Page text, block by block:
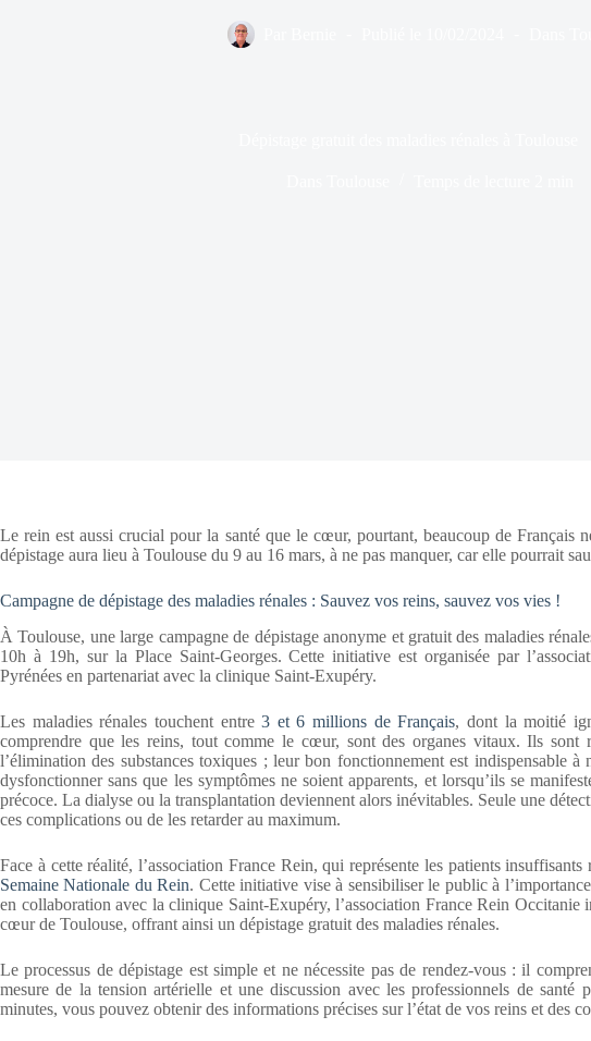
Le rein est aussi crucial pour la santé que le cœur, pourtant, beaucoup de Français
dépistage aura lieu à Toulouse du 9 au 16 mars, à ne pas manquer, car elle pourrait
Campagne de dépistage des maladies rénales : Sauvez vos reins, sauvez vos vies !
À Toulouse, une large campagne de dépistage anonyme et gratuit des maladies
10h à 19h, sur la Place Saint-Georges. Cette initiative est organisée par
Pyrénées en partenariat avec la clinique Saint-Exupéry.
Les maladies rénales touchent entre3 et 6 millions de Français, dont la moitié
comprendre que les reins, tout comme le cœur, sont des organes vitaux. Ils sont
l’élimination des substances toxiques ; leur bon fonctionnement est indispensable
dysfonctionner sans que les symptômes ne soient apparents, et lorsqu’ils se
précoce. La dialyse ou la transplantation deviennent alors inévitables. Seule une
ces complications ou de les retarder au maximum.
Face à cette réalité, l’association France Rein, qui représente les patients
Semaine Nationale du Rein. Cette initiative vise à sensibiliser le public à
en collaboration avec la clinique Saint-Exupéry, l’association France Rein Occitanie
cœur de Toulouse, offrant ainsi un dépistage gratuit des maladies rénales.
Le processus de dépistage est simple et ne nécessite pas de rendez-vous : il
mesure de la tension artérielle et une discussion avec les professionnels de santé
minutes, vous pouvez obtenir des informations précises sur l’état de vos reins et des